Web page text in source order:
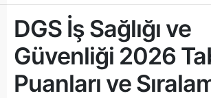
DGS İş Sağlığı ve
Güvenliği 2026
Puanları ve